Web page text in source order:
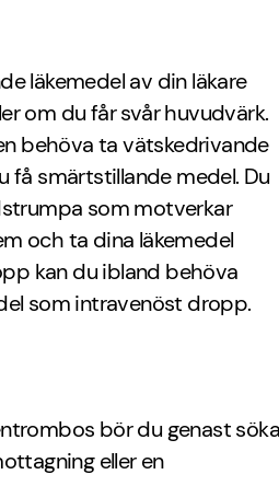
läkemedel av din läkare
om du får svår huvudvärk.
behöva ta vätskedrivande
få smärtstillande medel. Du
som motverkar
och ta dina läkemedel
kan du ibland behöva
som intravenöst dropp.
bör du genast söka
eller en